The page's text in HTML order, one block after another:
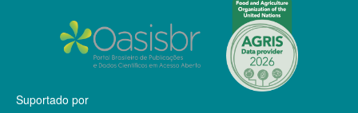
Suportado por